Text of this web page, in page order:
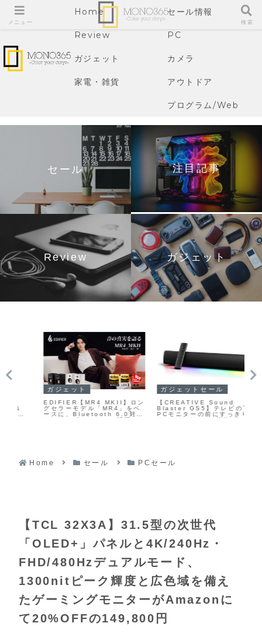
Home セール情報
Review PC
ガジェット カメラ
家電・雑貨 アウトドア
プログラム/Web
セール 注目記事
Review ガジェット
ガジェット
EDIFIER【MR4 MKII】ロン
グセラーモデル「MR4」をベ
ースに、Bluetooth 6.0対応
やハイレゾワイヤレス認証、
ガジェットセール
【CREATIVE Sound
Blaster GS5】テレビの下や
PCモニターの前にすっきり収
まるコンパクトな筐体に、最
ッドホン出力といった豊富な
インターフェースを備えたゲ
Home セール PCセール
【TCL 32X3A】31.5型の次世代
「OLED+」パネルと4K/240Hz・
FHD/480Hzデュアルモード、
1300nitピーク輝度と広色域を備え
たゲーミングモニターがAmazonに
て20%OFFの149,800円
メニュー 検索